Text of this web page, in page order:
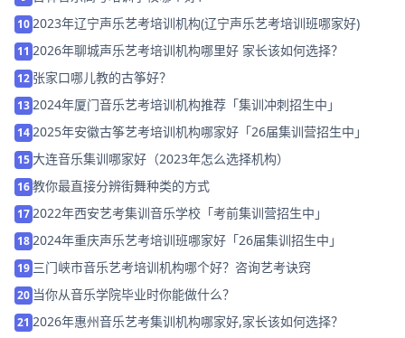
102023年辽宁声乐艺考培训机构(辽宁声乐艺考培训班哪家好)
11 2026年聊城声乐艺考培训机构哪里好 家长该如何选择？
12 张家口哪儿教的古筝好？
132024年厦门音乐艺考培训机构推荐「集训冲刺招生中」
142025年安徽古筝艺考培训机构哪家好「26届集训营招生中」
15大连音乐集训哪家好（2023年怎么选择机构）
16教你最直接分辨街舞种类的方式
172022年西安艺考集训音乐学校「考前集训营招生中」
182024年重庆声乐艺考培训班哪家好「26届集训招生中」
19 三门峡市音乐艺考培训机构哪个好？咨询艺考诀窍
20 当你从音乐学院毕业时你能做什么？
21 2026年惠州音乐艺考集训机构哪家好,家长该如何选择？